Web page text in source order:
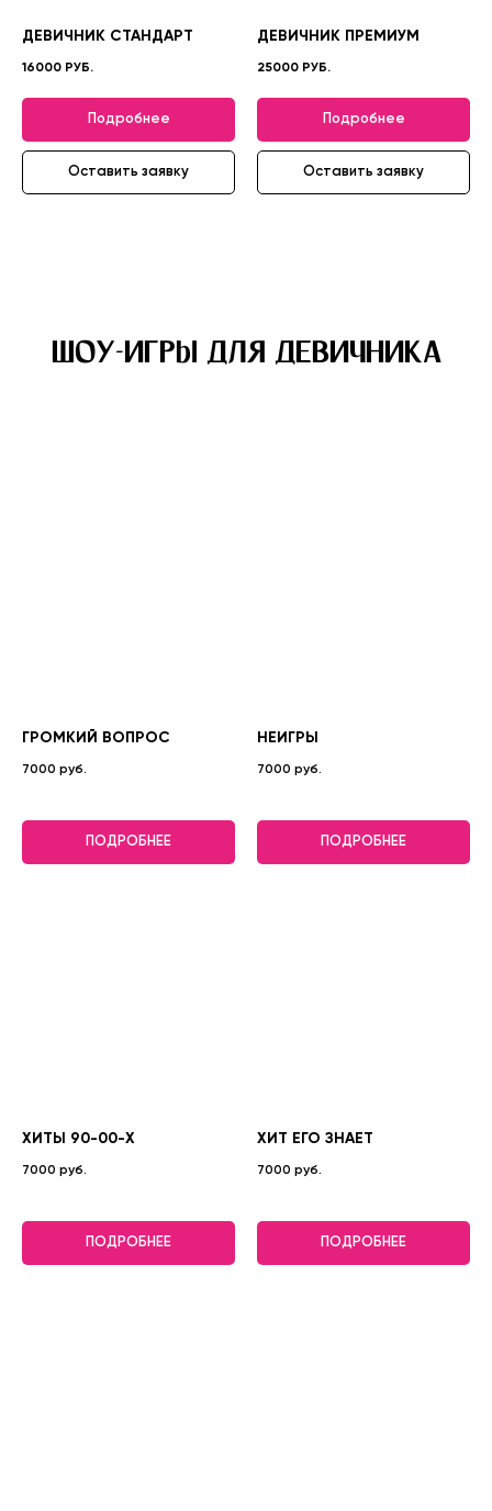
ДЕВИЧНИК СТАНДАРТ
16000 РУБ.
Подробнее
Оставить заявку
ДЕВИЧНИК ПРЕМИУМ
25000 РУБ.
Подробнее
Оставить заявку
ШОУ-ИГРЫ ДЛЯ ДЕВИЧНИКА
ГРОМКИЙ ВОПРОС
7000 руб.
ПОДРОБНЕЕ
НЕИГРЫ
7000 руб.
ПОДРОБНЕЕ
ХИТЫ 90-00-Х
7000 руб.
ПОДРОБНЕЕ
ХИТ ЕГО ЗНАЕТ
7000 руб.
ПОДРОБНЕЕ